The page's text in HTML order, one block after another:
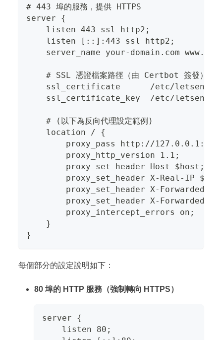
# 443 埠的服務，提供 HTTPS
server {
    listen 443 ssl http2;
    listen [::]:443 ssl http2;
server_name your-domain.com
    # SSL 憑證檔案路徑（由 Certbot 簽發）
ssl_certificate      /etc/
ssl_certificate_key  /etc/
    # (以下為反向代理設定範例)
    location / {
proxy_pass http://127.0.0.1:8000;
        proxy_http_version 1.1;
        proxy_set_header Host $host;
proxy_set_header X-Real-IP
proxy_set_header X-Forwarded-
proxy_set_header X-Forwarded-
        proxy_intercept_errors on;
    }
}
每個部分的設定說明如下：
80 埠的 HTTP 服務（強制轉向 HTTPS）
server {
    listen 80;